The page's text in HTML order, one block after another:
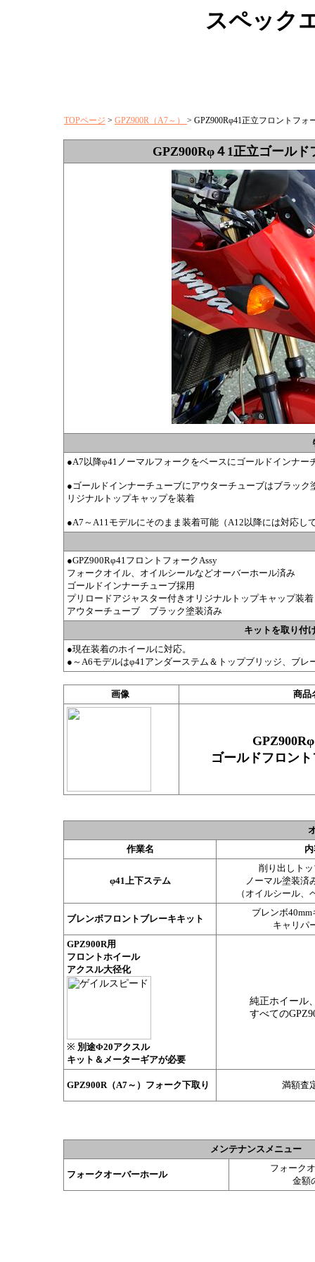
スペック
TOPページ > GPZ900R（A7～） > GPZ900Rφ41正立フロントフォ
GPZ900Rφ４1正立ゴール
●A7以降φ41ノーマルフォークをベースにゴールドインナ
●ゴールドインナーチューブにアウターチューブはブラッ
リジナルトップキャップを装着
●A7～A11モデルにそのまま装着可能（A12以降には対応し
●GPZ900Rφ41フロントフォークAssy
フォークオイル、オイルシールなどオーバーホール済み
ゴールドインナーチューブ採用
プリロードアジャスター付きオリジナルトップキャップ装着
アウターチューブ ブラック塗装済み
キットを取り付
●現在装着のホイールに対応。
●～A6モデルはφ41アンダーステム＆トップブリッジ、ブレ
画像 商品
ゴールドフロン
作業名
φ41上下ステム
削り出しト
ノーマル塗装済
（オイルシール、
ブレンボフロントブレーキキット
ブレンボ
キャリパ
GPZ900R用
フロントホイール
アクスル大径化
※ 別途Φ20アクスル
キット＆メーターギアが必要
純正ホイール
すべての
GPZ900R（A7～）フォーク下取り 満額査
メンテナンスメニュー
フォークオーバーホール
フォーク
金額